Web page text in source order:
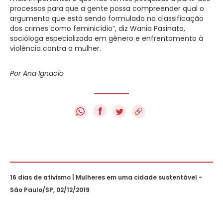
processos para que a gente possa compreender qual o
argumento que está sendo formulado na classificação
dos crimes como feminicídio”, diz Wania Pasinato,
socióloga especializada em gênero e enfrentamento à
violência contra a mulher.
PorAna Ignacio
f
16 dias de ativismo | Mulheres em uma cidade sustentável -
São Paulo/SP, 02/12/2019